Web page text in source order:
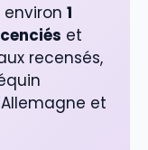
environ 1
et
recensés,
et